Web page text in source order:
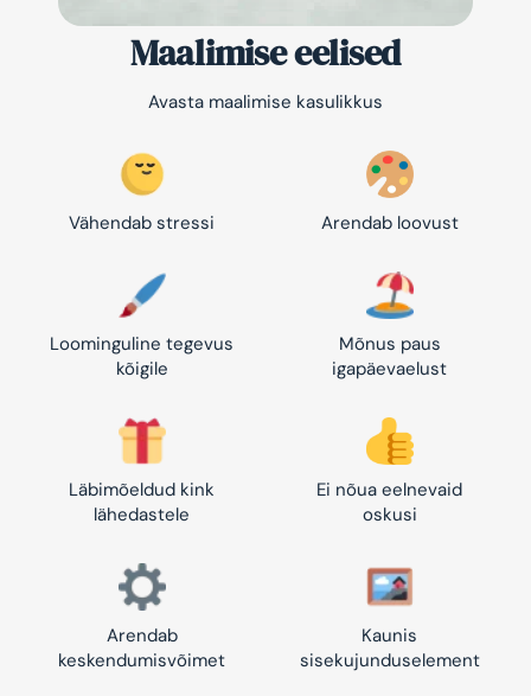
Maalimise eelised
Avasta maalimise kasulikkus
Vähendab stressi Arendab loovust
Loominguline tegevus
kõigile
Mõnus paus
igapäevaelust
Läbimõeldud kink
lähedastele
Ei nõua eelnevaid
oskusi
Arendab
keskendumisvõimet
Kaunis
sisekujunduselement